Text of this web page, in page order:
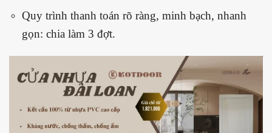
Quy trình thanh toán rõ ràng, minh bạch, nhanh
gọn: chia làm 3 đợt.